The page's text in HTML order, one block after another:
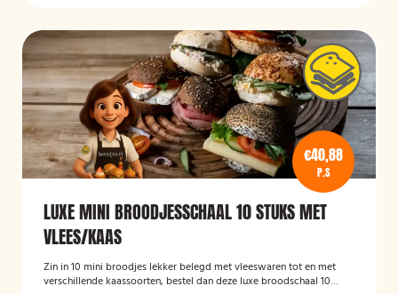
€40,88
P.S
LUXE MINI BROODJESSCHAAL 10 STUKS MET
VLEES/KAAS
Zin in 10 mini broodjes lekker belegd met vleeswaren tot en met
verschillende kaassoorten, bestel dan deze luxe broodschaal 10